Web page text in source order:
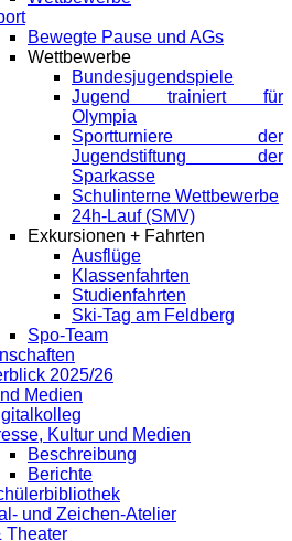
Bewegte Pause und AGs
Wettbewerbe
Bundesjugendspiele
Jugend trainiert für
Olympia
Sportturniere der
Jugendstiftung der
Sparkasse
Schulinterne Wettbewerbe
24h-Lauf (SMV)
Exkursionen + Fahrten
Ausflüge
Klassenfahrten
Studienfahrten
Ski-Tag am Feldberg
Spo-Team
2025/26
Medien
Kultur und Medien
Beschreibung
Berichte
und Zeichen-Atelier
Theater